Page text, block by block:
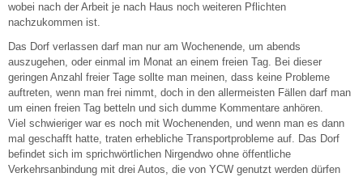
wobei nach der Arbeit je nach Haus noch weiteren Pflichten
nachzukommen ist.
Das Dorf verlassen darf man nur am Wochenende, um abends
auszugehen, oder einmal im Monat an einem freien Tag. Bei dieser
geringen Anzahl freier Tage sollte man meinen, dass keine Probleme
auftreten, wenn man frei nimmt, doch in den allermeisten Fällen darf man
um einen freien Tag betteln und sich dumme Kommentare anhören.
Viel schwieriger war es noch mit Wochenenden, und wenn man es dann
mal geschafft hatte, traten erhebliche Transportprobleme auf. Das Dorf
befindet sich im sprichwörtlichen Nirgendwo ohne öffentliche
Verkehrsanbindung mit drei Autos, die von YCW genutzt werden dürfen